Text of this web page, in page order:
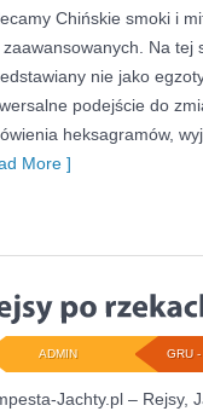
Chińskie smoki i
zaawansowanych. Na tej
nie jako
podejście do
heksagramów,
More ]
GRU
ADMIN
Jachty.pl – Rejsy,